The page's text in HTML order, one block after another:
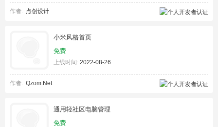
作者: 点创设计
小米风格首页
免费
上线时间: 2022-08-26
作者: Qzom.Net
通用轻社区电脑管理
免费